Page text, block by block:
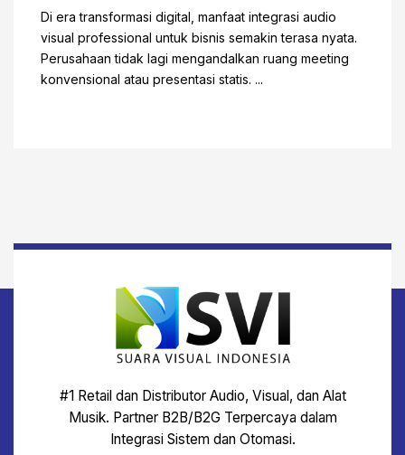
Di era transformasi digital, manfaat integrasi audio
visual professional untuk bisnis semakin terasa nyata.
Perusahaan tidak lagi mengandalkan ruang meeting
konvensional atau presentasi statis. ...
#1 Retail dan Distributor Audio, Visual, dan Alat
Musik. Partner B2B/B2G Terpercaya dalam
Integrasi Sistem dan Otomasi.